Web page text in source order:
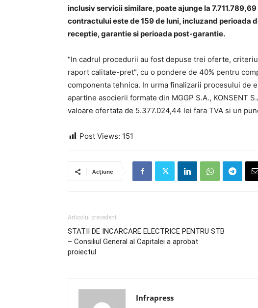
inclusiv servicii similare, poate ajunge la
contractului este de 159 de luni, incluzand perioada
receptie, garantie si perioada post-garantie.
“In cadrul procedurii au fost depuse trei oferte,
raport calitate-pret”, cu o pondere de 40% pentru
componenta tehnica. In urma finalizarii procesului de
apartine asocierii formate din MGGP S.A., KONSENT
valoare ofertata de 5.377.024,44 lei fara TVA si un
Post Views: 151
Acțiune
Articolul precedent
STATII DE INCARCARE ELECTRICE PENTRU STB
– Consiliul General al Capitalei a aprobat
proiectul
Infrapress